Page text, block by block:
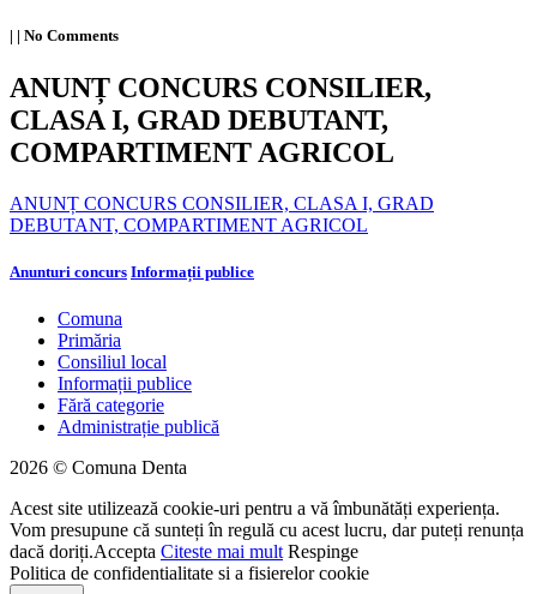
| | No Comments
ANUNȚ CONCURS CONSILIER,
CLASA I, GRAD DEBUTANT,
COMPARTIMENT AGRICOL
ANUNȚ CONCURS CONSILIER, CLASA I, GRAD
DEBUTANT, COMPARTIMENT AGRICOL
Anunturi concurs Informații publice
Comuna
Primăria
Consiliul local
Informații publice
Fără categorie
Administrație publică
2026 © Comuna Denta
Acest site utilizează cookie-uri pentru a vă îmbunătăți experiența.
Vom presupune că sunteți în regulă cu acest lucru, dar puteți renunța
dacă doriți.Accepta Citeste mai mult Respinge
Politica de confidentialitate si a fisierelor cookie